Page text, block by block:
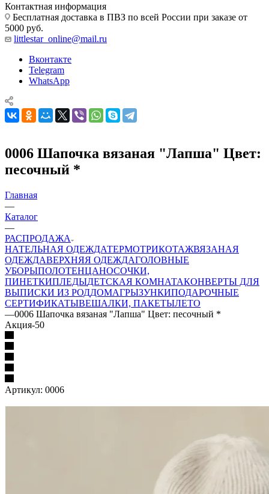
Контактная информация
Бесплатная доставка в ПВЗ по всей России при заказе от
5000 руб.
littlestar_online@mail.ru
Вконтакте
Telegram
WhatsApp
0006 Шапочка вязаная "Лапша" Цвет:
песочный *
Главная
—
Каталог
—
РАСПРОДАЖА
НАТЕЛЬНАЯ ОДЕЖДАТЕРМОТРИКОТАЖВЯЗАНАЯ
ОДЕЖДАВЕРХНЯЯ ОДЕЖДАГОЛОВНЫЕ
УБОРЫПОЛОТЕНЦАНОСОЧКИ,
ПИНЕТКИПЛЕДЫДЕТСКАЯ КОМНАТАКОНВЕРТЫ ДЛЯ
ВЫПИСКИ ИЗ РОДДОМАГРЫЗУНКИПОДАРОЧНЫЕ
СЕРТИФИКАТЫВЕШАЛКИ, ПАКЕТЫЛЕТО
—0006 Шапочка вязаная "Лапша" Цвет: песочный *
Акция-50
Артикул: 0006